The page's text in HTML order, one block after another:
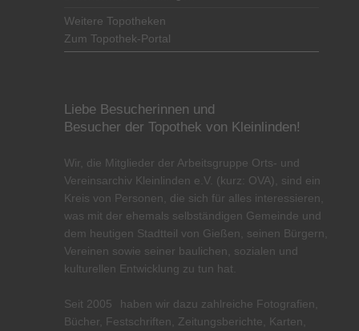
Weitere Topotheken
Zum Topothek-Portal
Liebe Besucherinnen und
Besucher der Topothek von Kleinlinden!
Wir, die Mitglieder der Arbeitsgruppe Orts- und
Vereinsarchiv Kleinlinden e.V. (kurz: OVA), sind ein
Kreis von Personen, die sich für alles interessieren,
was mit der ehemals selbständigen Gemeinde und
dem heutigen Stadtteil von Gießen, seinen Bürgern,
Vereinen sowie seiner baulichen, sozialen und
kulturellen Entwicklung zu tun hat.
Seit 2005
haben wir dazu zahlreiche Fotografien,
Bücher, Festschriften, Zeitungs­berichte, Karten,